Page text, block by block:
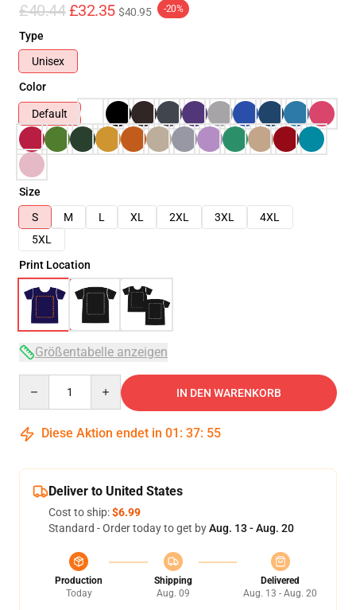
£40.44 £32.35 $40.95 -20%
Type
Unisex
Color
Default
Size
S
M L XL 2XL 3XL
4XL
5XL
Print Location
Größentabelle anzeigen
IN DEN WARENKORB
Diese Aktion endet in 01 : 37: 54
Deliver to United States
Cost to ship:$6.99
Standard - Order today to get byAug. 13 - Aug. 20
Production
Today
Shipping
Aug. 09
Delivered
Aug. 13 - Aug. 20